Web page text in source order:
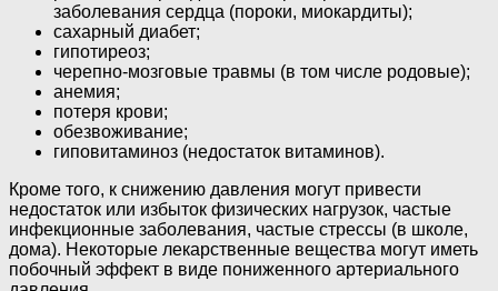
заболевания сердца (пороки, миокардиты);
сахарный диабет;
гипотиреоз;
черепно-мозговые травмы (в том числе родовые);
анемия;
потеря крови;
обезвоживание;
гиповитаминоз (недостаток витаминов).
Кроме того, к снижению давления могут привести
недостаток или избыток физических нагрузок, частые
инфекционные заболевания, частые стрессы (в школе,
дома). Некоторые лекарственные вещества могут иметь
побочный эффект в виде пониженного артериального